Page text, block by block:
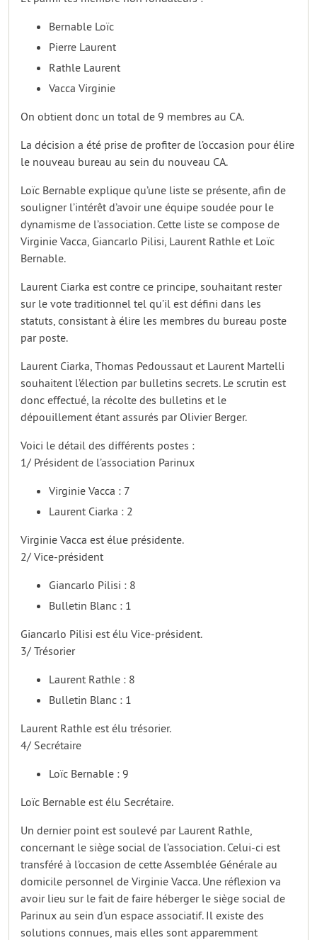
Bernable Loïc
Pierre Laurent
Rathle Laurent
Vacca Virginie
On obtient donc un total de 9 membres au CA.
La décision a été prise de profiter de l’occasion pour élire
le nouveau bureau au sein du nouveau CA.
Loïc Bernable explique qu’une liste se présente, afin de
souligner l’intérêt d’avoir une équipe soudée pour le
dynamisme de l’association. Cette liste se compose de
Virginie Vacca, Giancarlo Pilisi, Laurent Rathle et Loïc
Bernable.
Laurent Ciarka est contre ce principe, souhaitant rester
sur le vote traditionnel tel qu’il est défini dans les
statuts, consistant à élire les membres du bureau poste
par poste.
Laurent Ciarka, Thomas Pedoussaut et Laurent Martelli
souhaitent l’élection par bulletins secrets. Le scrutin est
donc effectué, la récolte des bulletins et le
dépouillement étant assurés par Olivier Berger.
Voici le détail des différents postes :
1/ Président de l’association Parinux
Virginie Vacca : 7
Laurent Ciarka : 2
Virginie Vacca est élue présidente.
2/ Vice-président
Giancarlo Pilisi : 8
Bulletin Blanc : 1
Giancarlo Pilisi est élu Vice-président.
3/ Trésorier
Laurent Rathle : 8
Bulletin Blanc : 1
Laurent Rathle est élu trésorier.
4/ Secrétaire
Loïc Bernable : 9
Loïc Bernable est élu Secrétaire.
Un dernier point est soulevé par Laurent Rathle,
concernant le siège social de l’association. Celui-ci est
transféré à l’occasion de cette Assemblée Générale au
domicile personnel de Virginie Vacca. Une réflexion va
avoir lieu sur le fait de faire héberger le siège social de
Parinux au sein d’un espace associatif. Il existe des
solutions connues, mais elles sont apparemment